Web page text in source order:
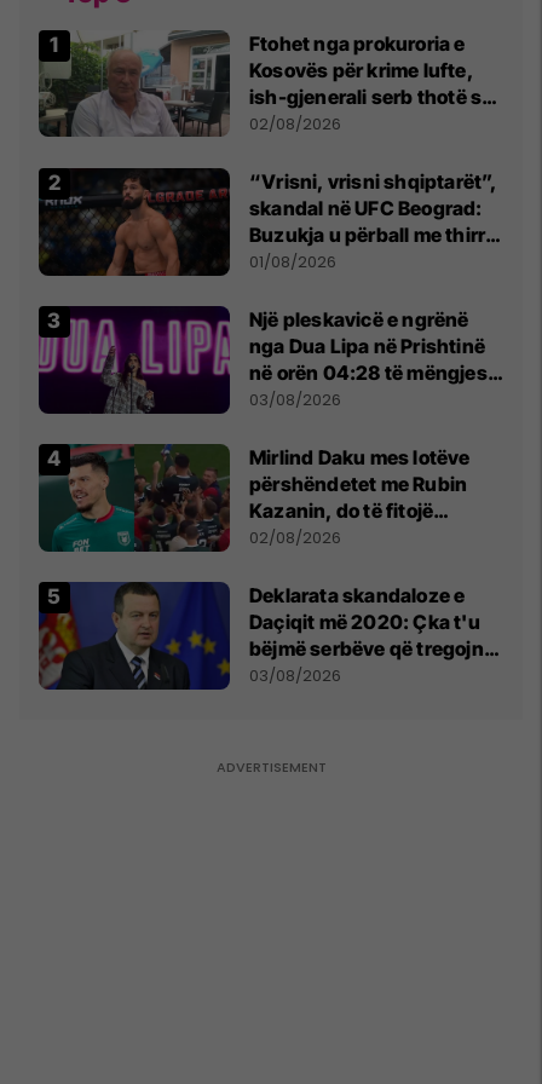
Ftohet nga prokuroria e
Kosovës për krime lufte,
ish-gjenerali serb thotë se
dikush e tradhtoi në
02/08/2026
“Vrisni, vrisni shqiptarët”,
skandal në UFC Beograd:
Buzukja u përball me thirrje
anti-shqiptare nga
01/08/2026
Një pleskavicë e ngrënë
nga Dua Lipa në Prishtinë
në orën 04:28 të mëngjesit
- dhe bota digjitale serbe
03/08/2026
Mirlind Daku mes lotëve
përshëndetet me Rubin
Kazanin, do të fitojë
miliona te Spartak Moska
02/08/2026
​Deklarata skandaloze e
Daçiqit më 2020: Çka t'u
bëjmë serbëve që tregojnë
ku janë varrosur shqiptarët
03/08/2026